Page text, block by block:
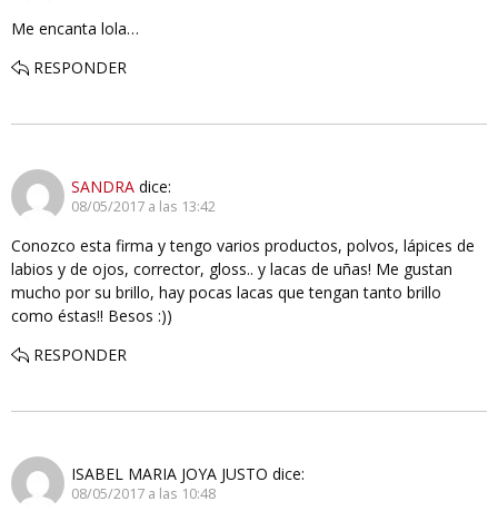
Me encanta lola…
RESPONDER
SANDRA dice:
08/05/2017 a las 13:42
Conozco esta firma y tengo varios productos, polvos, lápices de
labios y de ojos, corrector, gloss.. y lacas de uñas! Me gustan
mucho por su brillo, hay pocas lacas que tengan tanto brillo
como éstas!! Besos :))
RESPONDER
ISABEL MARIA JOYA JUSTO dice:
08/05/2017 a las 10:48